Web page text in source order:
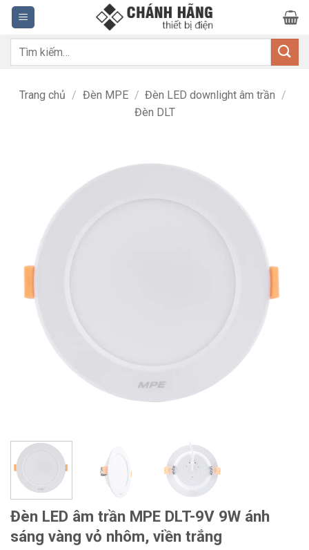
Bỏ
qua
nội
dung
Tìm
Trang chủ / Đèn MPE / Đèn LED downlight âm trần /
Đèn DLT
Đèn LED âm trần MPE DLT-9V 9W ánh
sáng vàng vỏ nhôm, viền trắng